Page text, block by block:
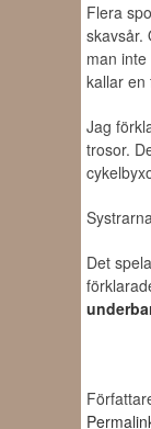
Flera
skavsår.
man
kallar en
Jag
trosor.
Det